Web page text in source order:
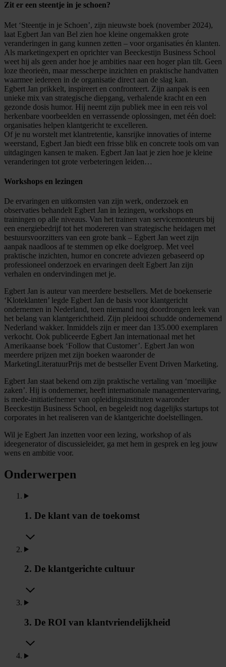
Zit er een steentje in je schoen?
Met ‘Steentje in je Schoen’, zijn nieuwste boek (november 2024),
laat Egbert Jan van Bel zien hoe kleine ongemakken grote
veranderingen in gang kunnen zetten – voor organisaties én klanten.
Als marketingexpert en oprichter van Beeckestijn Business School
weet hij als geen ander hoe je ambities naar een hoger plan tilt. Geen
loze theorieën, maar messcherpe inzichten en praktische handvatten
waarmee iedereen in de organisatie direct aan de slag kan.
Egbert Jan prikkelt, inspireert en confronteert. Zijn aanpak is een
unieke mix van strategische diepgang, verhalende kracht en een
gezonde dosis humor. Hij neemt zijn publiek mee in een reis vol
herkenbare voorbeelden en verrassende oplossingen, met één doel:
organisaties helpen klantgericht te excelleren.
Of je nu worstelt met klantretentie, kansrijke innovaties of interne
weerstand, Egbert Jan biedt een frisse blik en concrete tools om van
uitdagingen kansen te maken. Egbert Jan laat je zien hoe je kleine
veranderingen tot grote verbeteringen leiden…
Workshops en lezingen
De ervaringen en uitkomsten van zijn werk, onderzoek en
observaties behandelt Egbert Jan in lezingen, workshops en
trainingen op alle niveaus. Van het trainen van servicemonteurs bij
een energiebedrijf tot het modereren van strategische heidagen met
bestuursvoorzitters van een grote bank – Egbert Jan weet zijn
aanpak naadloos af te stemmen op elke doelgroep. Met veel
praktische inzichten, humor en concrete adviezen gebaseerd op
professioneel onderzoek en ervaringen deelt Egbert Jan zijn
verhalen en ondervindingen met je.
Egbert Jan is auteur van meerdere bestsellers. Met de boekenserie
‘Kloteklanten’ legde Egbert Jan de basis voor klantgericht
ondernemen in Nederland, toen niemand nog doordrongen leek van
het belang van klantgerichtheid. Zijn pleidooi schudde ondernemend
Nederland wakker. Inmiddels zijn er meer dan 135.000 exemplaren
verkocht. Ook publiceerde Egbert Jan internationaal met het
Amerikaanse boek ‘Follow that Customer’. Egbert Jan won
meerdere prijzen met zijn boeken waaronder de
MarketingLiteratuurPrijs met de bestseller Event Driven Marketing.
Egbert Jan staat bekend om zijn praktische vertaling van ‘moeilijke
zaken’. Hij is ondernemer, heeft internationale managementervaring,
is mede-initiatiefnemer van opleidingsinstituten waaronder
Beeckestijn Business School, en begeleidt nog dagelijks startups tot
corporates in het realiseren van de klantgerichte doelstellingen.
Wil je Egbert Jan inzetten voor een lezing, workshop of als
ideegenerator of discussieleider, ga met hem in gesprek en leg jouw
wens en ambitie voor.
Onderwerpen
1. De klant van de toekomst
2. De klantgerichte cultuur
3. De ROI van klantvriendelijkheid